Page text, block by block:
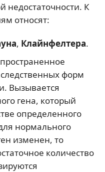
недостаточности. К
относят:
, Клайнфелтера.
форм
Вызывается
гена, который
определенного
нормального
изменен, то
количество